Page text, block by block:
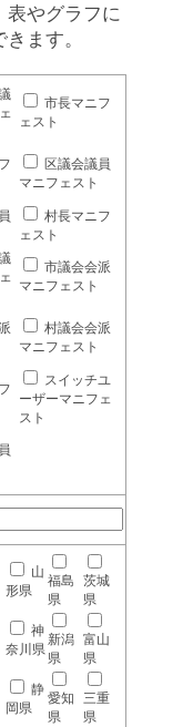
表やグラフに
ます。
市長マニフ
ェスト
区議会議員
マニフェスト
村長マニフ
ェスト
市議会会派
マニフェスト
村議会会派
マニフェスト
スイッチユ
ーザーマニフェ
スト
山
形県
福島
県
茨城
県
神
奈川県
新潟
県
富山
県
静
岡県
愛知
県
三重
県